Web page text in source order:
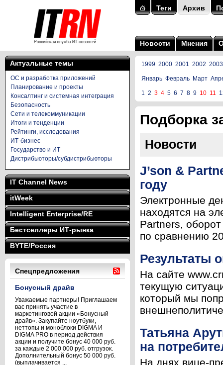
Теги Архив
Новости Мнения
Актуальные темы
ОС и разработка приложений
Планирование и проекты
Консалтинг и системная интеграция
Безопасность
Сети и телекоммуникации
Итоги и тенденции
Рейтинги, исследования
ИТ-бизнес
Государство и ИТ
Дистрибьюторы/субдистрибьюторы
IT Channel News
itWeek
Intelligent Enterprise/RE
Бестселлеры ИТ-рынка
BYTE/Россия
Спецпредложения
Бонусный драйв
Уважаемые партнеры! Приглашаем
вас принять участие в
маркетинговой акции «Бонусный
драйв». Закупайте ноутбуки,
неттопы и моноблоки DIGMA И
DIGMA PRO в период действия
акции и получите бонус 40 000 руб.
за каждые 2 000 000 руб. отгрузок.
Дополнительный бонус 50 000 руб.
(выплачивается ...
1999 2000 2001 2002 2003
Январь Февраль Март
1 2 3 4 5 6 7 8 9 10 11
Подборка
Новости
J’son &
году
Электронные
находятся на
Partners,
по сравнению
Результаты
На сайте
текущую
который мы
Татьяна
на
На днях вице-